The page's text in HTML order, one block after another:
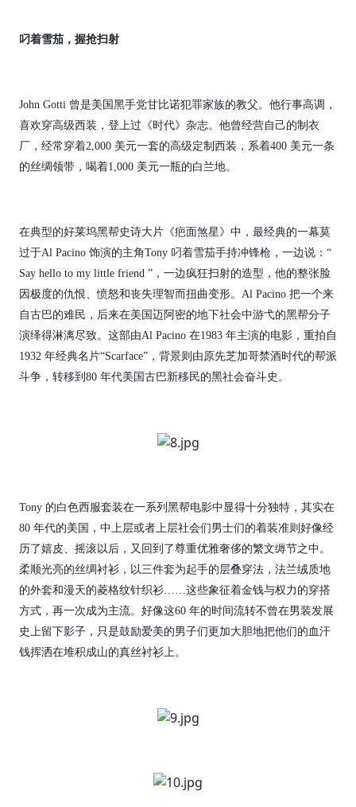
叼着雪茄，握抢扫射
John Gotti 曾是美国黑手党甘比诺犯罪家族的教父。他行事高调，
喜欢穿高级西装，登上过《时代》杂志。他曾经营自己的制衣
厂，经常穿着2,000 美元一套的高级定制西装，系着400 美元一条
的丝绸领带，喝着1,000 美元一瓶的白兰地。
在典型的好莱坞黑帮史诗大片《疤面煞星》中，最经典的一幕莫
过于Al Pacino 饰演的主角Tony 叼着雪茄手持冲锋枪，一边说：“
Say hello to my little friend ”，一边疯狂扫射的造型，他的整张脸
因极度的仇恨、愤怒和丧失理智而扭曲变形。Al Pacino 把一个来
自古巴的难民，后来在美国迈阿密的地下社会中游弋的黑帮分子
演绎得淋漓尽致。这部由Al Pacino 在1983 年主演的电影，重拍自
1932 年经典名片“Scarface”，背景则由原先芝加哥禁酒时代的帮派
斗争，转移到80 年代美国古巴新移民的黑社会奋斗史。
Tony 的白色西服套装在一系列黑帮电影中显得十分独特，其实在
80 年代的美国，中上层或者上层社会们男士们的着装准则好像经
历了嬉皮、摇滚以后，又回到了尊重优雅奢侈的繁文缛节之中。
柔顺光亮的丝绸衬衫，以三件套为起手的层叠穿法，法兰绒质地
的外套和漫天的菱格纹针织衫……这些象征着金钱与权力的穿搭
方式，再一次成为主流。好像这60 年的时间流转不曾在男装发展
史上留下影子，只是鼓励爱美的男子们更加大胆地把他们的血汗
钱挥洒在堆积成山的真丝衬衫上。